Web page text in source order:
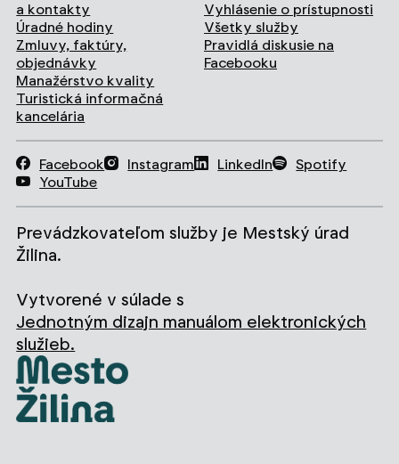
a kontakty
Úradné hodiny
Zmluvy, faktúry,
objednávky
Manažérstvo kvality
Turistická informačná
kancelária
Vyhlásenie o prístupnosti
Všetky služby
Pravidlá diskusie na
Facebooku
Facebook Instagram LinkedIn
Spotify
YouTube
Prevádzkovateľom služby je Mestský úrad
Žilina.
Vytvorené v súlade s
Jednotným dizajn manuálom elektronických
služieb.